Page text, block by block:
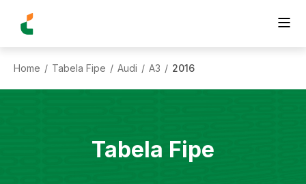
Home / Tabela Fipe / Audi / A3 / 2016
Tabela Fipe